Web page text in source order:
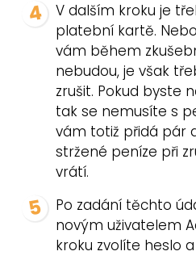
V dalším kroku je
platební kartě.
vám během
nebudou, je však
zrušit. Pokud byste
tak se nemusíte s
vám totiž přidá pár
stržené peníze při
vrátí.
Po zadání těchto
novým uživatelem
kroku zvolíte heslo